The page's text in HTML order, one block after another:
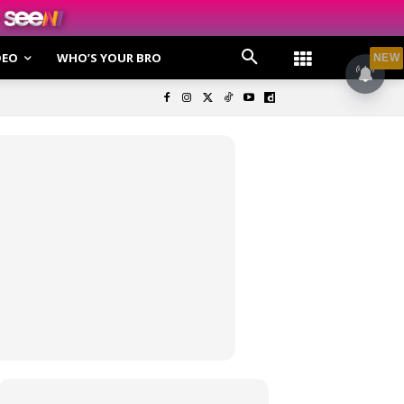
Privasi
WHO’S YOUR BRO NEW